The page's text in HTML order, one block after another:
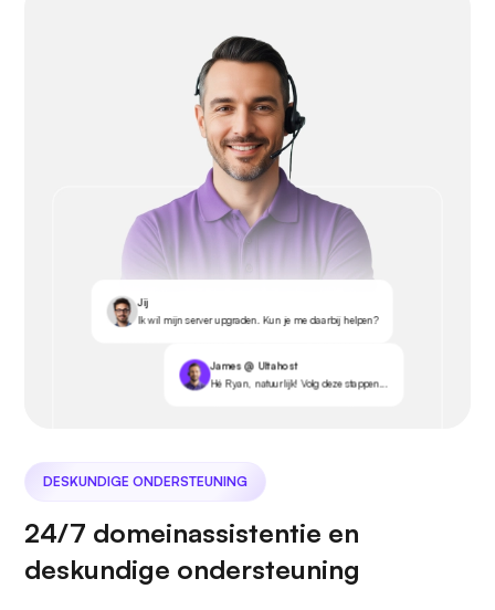
Jij
Ik wil mijn server upgraden. Kun je me daarbij helpen?
James @ Ultahost
Hé Ryan, natuurlijk! Volg deze stappen...
DESKUNDIGE ONDERSTEUNING
24/7 domeinassistentie en
deskundige ondersteuning